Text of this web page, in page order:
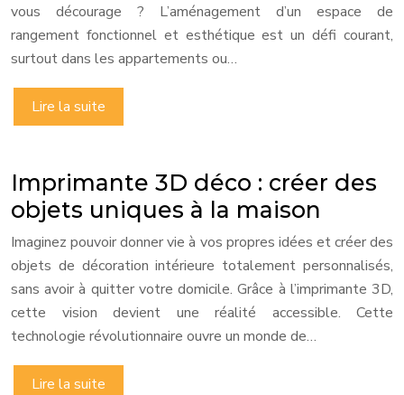
vous décourage ? L’aménagement d’un espace de
rangement fonctionnel et esthétique est un défi courant,
surtout dans les appartements ou…
Lire la suite
Imprimante 3D déco : créer des
objets uniques à la maison
Imaginez pouvoir donner vie à vos propres idées et créer des
objets de décoration intérieure totalement personnalisés,
sans avoir à quitter votre domicile. Grâce à l’imprimante 3D,
cette vision devient une réalité accessible. Cette
technologie révolutionnaire ouvre un monde de…
Lire la suite